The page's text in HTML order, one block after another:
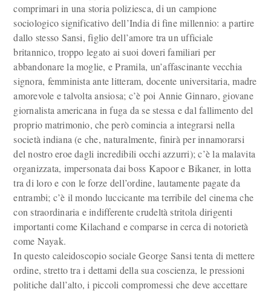
comprimari in una storia poliziesca, di un campione
sociologico significativo dell’India di fine millennio: a partire
dallo stesso Sansi, figlio dell’amore tra un ufficiale
britannico, troppo legato ai suoi doveri familiari per
abbandonare la moglie, e Pramila, un’affascinante vecchia
signora, femminista ante litteram, docente universitaria, madre
amorevole e talvolta ansiosa; c’è poi Annie Ginnaro, giovane
giornalista americana in fuga da se stessa e dal fallimento del
proprio matrimonio, che però comincia a integrarsi nella
società indiana (e che, naturalmente, finirà per innamorarsi
del nostro eroe dagli incredibili occhi azzurri); c’è la malavita
organizzata, impersonata dai boss Kapoor e Bikaner, in lotta
tra di loro e con le forze dell’ordine, lautamente pagate da
entrambi; c’è il mondo luccicante ma terribile del cinema che
con straordinaria e indifferente crudeltà stritola dirigenti
importanti come Kilachand e comparse in cerca di notorietà
come Nayak.
In questo caleidoscopio sociale George Sansi tenta di mettere
ordine, stretto tra i dettami della sua coscienza, le pressioni
politiche dall’alto, i piccoli compromessi che deve accettare